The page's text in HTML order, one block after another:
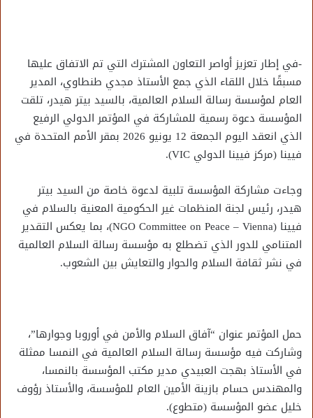
-في إطار تعزيز أواصر التعاون المشترك التي تم الاتفاق عليها
مسبقًا خلال اللقاء الذي جمع الأستاذ مجدي طنطاوي، المدير
العام لمؤسسة رسالة السلام العالمية، بالسيد بيتر هيدر، تلقت
المؤسسة دعوة رسمية للمشاركة في المؤتمر الدولي الرفيع
الذي انعقد اليوم الجمعة 12 يونيو 2026 بمقر الأمم المتحدة في
فيينا (مركز فيينا الدولي VIC).
وجاءت مشاركة المؤسسة تلبية لدعوة خاصة من السيد بيتر
هيدر، رئيس لجنة المنظمات غير الحكومية المعنية بالسلام في
فيينا (NGO Committee on Peace – Vienna)، بما يعكس التقدير
المتنامي للدور الذي تضطلع به مؤسسة رسالة السلام العالمية
في نشر ثقافة السلام والحوار والتعايش بين الشعوب.
حمل المؤتمر عنوان “آفاق السلام والأمن في أوروبا وجوارها”،
وشاركت فيه مؤسسة رسالة السلام العالمية في النمسا ممثلة
في الأستاذ بهجت العبيدي مدير مكتب المؤسسة بالنمسا،
والمهندس حسام بازينة الأمين العام للمؤسسة، والأستاذ رؤوف
خليل عضو المؤسسة (متطوع).